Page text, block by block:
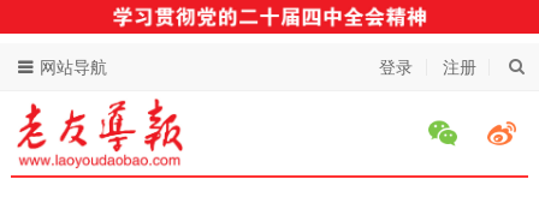
登录 注册
网站导航